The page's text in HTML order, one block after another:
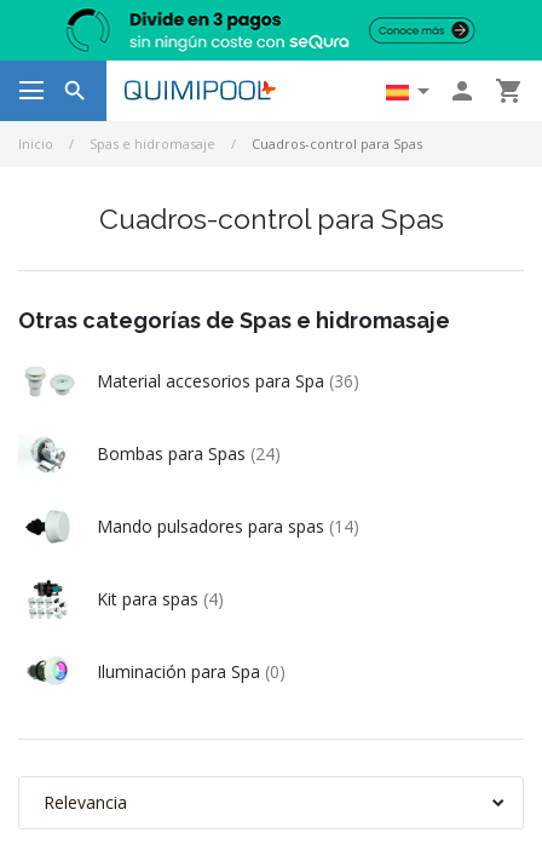
   
Inicio Spas e hidromasaje Cuadros-control para Spas
Cuadros-control para Spas
Otras categorías de Spas e hidromasaje
Material accesorios para Spa (36)
Bombas para Spas (24)
Mando pulsadores para spas (14)
Kit para spas (4)
Iluminación para Spa (0)
Relevancia